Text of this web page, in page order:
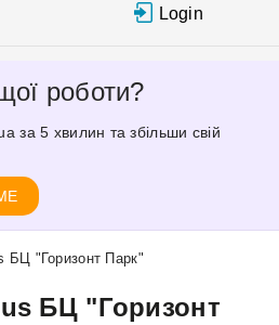
Login
роботи?
за 5 хвилин та збільши свій
БЦ "Горизонт Парк"
БЦ "Горизонт